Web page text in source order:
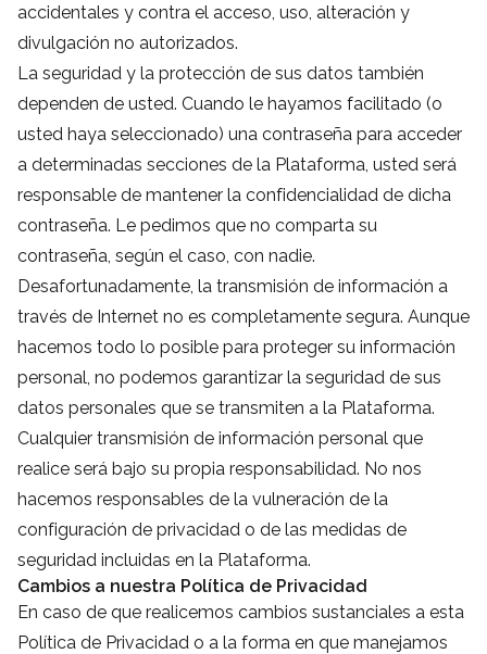
accidentales y contra el acceso, uso, alteración y
divulgación no autorizados.
La seguridad y la protección de sus datos también
dependen de usted. Cuando le hayamos facilitado (o
usted haya seleccionado) una contraseña para acceder
a determinadas secciones de la Plataforma, usted será
responsable de mantener la confidencialidad de dicha
contraseña. Le pedimos que no comparta su
contraseña, según el caso, con nadie.
Desafortunadamente, la transmisión de información a
través de Internet no es completamente segura. Aunque
hacemos todo lo posible para proteger su información
personal, no podemos garantizar la seguridad de sus
datos personales que se transmiten a la Plataforma.
Cualquier transmisión de información personal que
realice será bajo su propia responsabilidad. No nos
hacemos responsables de la vulneración de la
configuración de privacidad o de las medidas de
seguridad incluidas en la Plataforma.
Cambios a nuestra Política de Privacidad
En caso de que realicemos cambios sustanciales a esta
Política de Privacidad o a la forma en que manejamos